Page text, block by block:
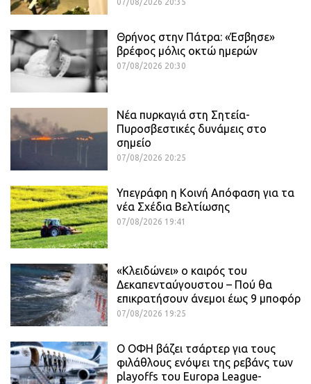
07/08/2026 20:35
Θρήνος στην Πάτρα: «Έσβησε»
βρέφος μόλις οκτώ ημερών
07/08/2026 20:30
Νέα πυρκαγιά στη Σητεία-
Πυροσβεστικές δυνάμεις στο
σημείο
07/08/2026 20:25
Υπεγράφη η Κοινή Απόφαση για τα
νέα Σχέδια Βελτίωσης
07/08/2026 19:41
«Κλειδώνει» ο καιρός του
Δεκαπενταύγουστου – Πού θα
επικρατήσουν άνεμοι έως 9 μποφόρ
07/08/2026 19:25
Ο ΟΦΗ βάζει τσάρτερ για τους
φιλάθλους ενόψει της ρεβάνς των
playoffs του Europa League-